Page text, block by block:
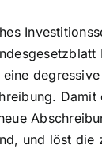
Damit
und löst die